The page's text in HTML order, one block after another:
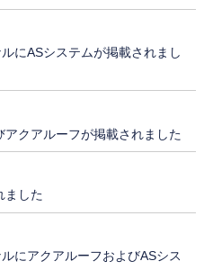
にASシステムが掲載されまし
クアルーフが掲載されました
ました
にアクアルーフおよびASシス